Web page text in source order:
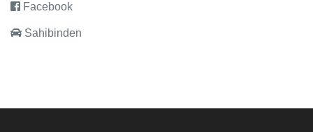
Facebook
Sahibinden